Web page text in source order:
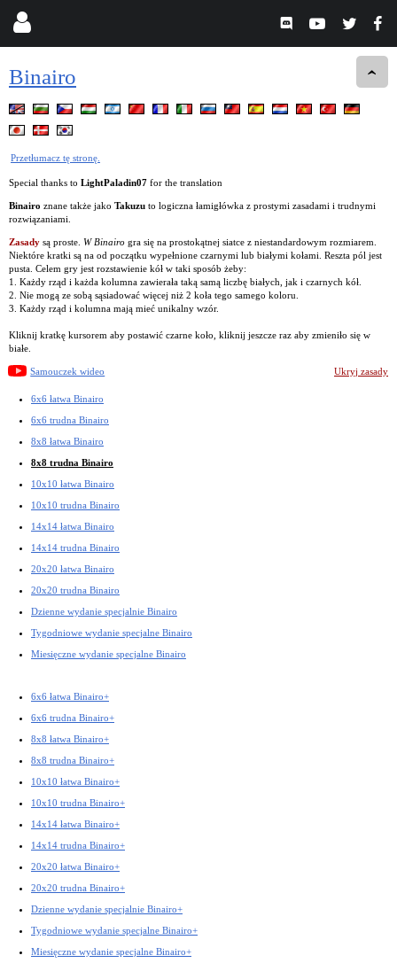
Binairo
Przetłumacz tę stronę.
Special thanks to LightPaladin07 for the translation
Binairo znane także jako Takuzu to logiczna łamigłówka z prostymi zasadami i trudnymi
rozwiązaniami.
Zasady są proste. W Binairo gra się na prostokątnej siatce z niestandardowym rozmiarem.
Niektóre kratki są na od początku wypełnione czarnymi lub białymi kołami. Reszta pól jest
pusta. Celem gry jest rozstawienie kół w taki sposób żeby:
1. Każdy rząd i każda kolumna zawierała taką samą liczbę białych, jak i czarnych kół.
2. Nie mogą ze sobą sąsiadować więcej niż 2 koła tego samego koloru.
3. Każdy rząd i kolumna mają mieć unikalny wzór.
Kliknij kratkę kursorem aby postawić czarne koło, kliknij jeszcze raz aby zmieniło się w
białe.
Samouczek wideo Ukryj zasady
6x6 łatwa Binairo
6x6 trudna Binairo
8x8 łatwa Binairo
8x8 trudna Binairo
10x10 łatwa Binairo
10x10 trudna Binairo
14x14 łatwa Binairo
14x14 trudna Binairo
20x20 łatwa Binairo
20x20 trudna Binairo
Dzienne wydanie specjalnie Binairo
Tygodniowe wydanie specjalne Binairo
Miesięczne wydanie specjalne Binairo
6x6 łatwa Binairo+
6x6 trudna Binairo+
8x8 łatwa Binairo+
8x8 trudna Binairo+
10x10 łatwa Binairo+
10x10 trudna Binairo+
14x14 łatwa Binairo+
14x14 trudna Binairo+
20x20 łatwa Binairo+
20x20 trudna Binairo+
Dzienne wydanie specjalnie Binairo+
Tygodniowe wydanie specjalne Binairo+
Miesięczne wydanie specjalne Binairo+